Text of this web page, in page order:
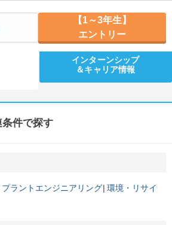
【1～3年生】
エントリー
インターンシップ
＆キャリア情報
件で探す
ラントエンジニアリング 環境・リサイ